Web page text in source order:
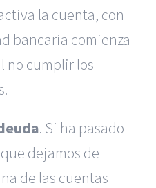
la cuenta, con
bancaria comienza
no cumplir los
. Si ha pasado
dejamos de
de las cuentas